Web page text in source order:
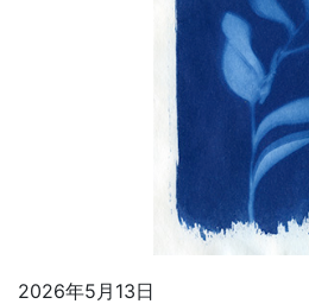
2026年5月13日